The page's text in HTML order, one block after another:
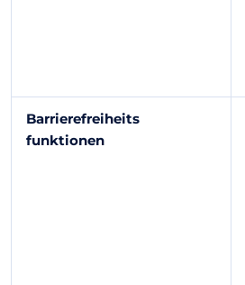
Barrierefreiheits
funktionen